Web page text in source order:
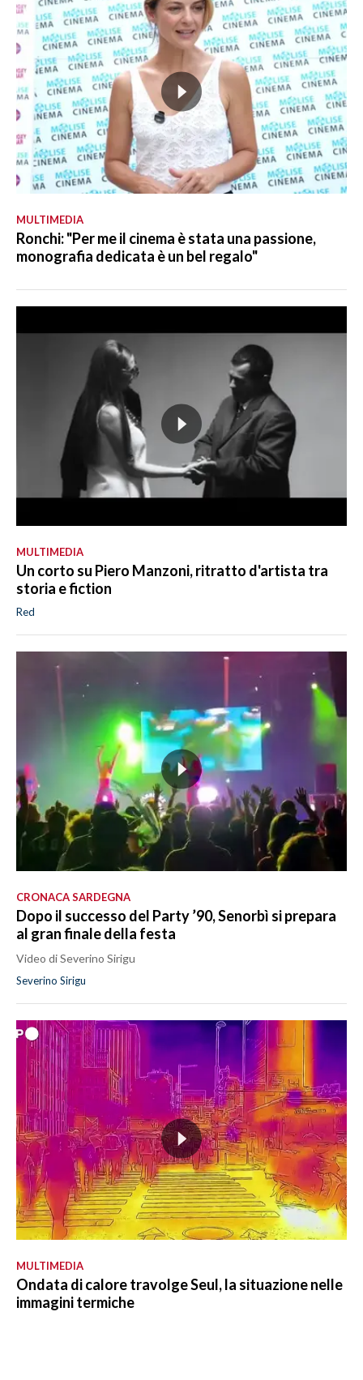
MULTIMEDIA
Ronchi: "Per me il cinema è stata una passione,
monografia dedicata è un bel regalo"
MULTIMEDIA
Un corto su Piero Manzoni, ritratto d'artista tra
storia e fiction
Red
CRONACA SARDEGNA
Dopo il successo del Party ’90, Senorbì si prepara
al gran finale della festa
Video di Severino Sirigu
Severino Sirigu
MULTIMEDIA
Ondata di calore travolge Seul, la situazione nelle
immagini termiche